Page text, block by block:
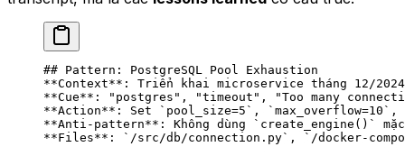
## Pattern: PostgreSQL Pool Exhaustion
**Context** : Triển khai microservice tháng 12/
**Cue** : "postgres", "timeout", "Too many
**Action** : Set `pool_size=5` , `max_overflow=10` ,
**Anti-pattern** : Không dùng `create_engine()`
**Files** : `/src/db/connection.py` ,
`/docker-